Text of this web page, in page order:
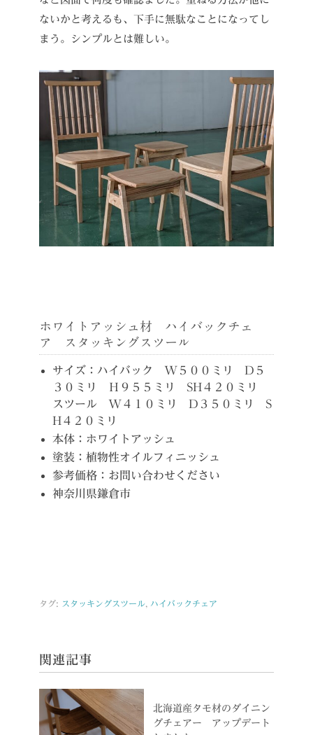
ないかと考えるも、下手に無駄なことになってし
まう。シンプルとは難しい。
ホワイトアッシュ材 ハイバックチェ
ア スタッキングスツール
サイズ：ハイバック W５００ミリ D５
３０ミリ Ｈ９５５ミリ SH４２０ミリ
スツール W４１０ミリ D３５０ミリ S
H４２０ミリ
本体：ホワイトアッシュ
塗装：植物性オイルフィニッシュ
参考価格：お問い合わせください
神奈川県鎌倉市
タグ: スタッキングスツール ハイバックチェア
関連記事
北海道産タモ材のダイニン
グチェアー アップデート